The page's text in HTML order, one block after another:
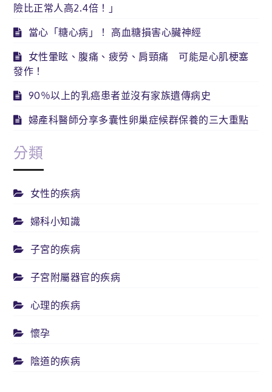
險比正常人高2.4倍！」
當心「糖心病」！ 高血糖損害心臟神經
女性暈眩、腹痛、疲勞、肩頸痛 可能是心肌梗塞
發作！
90％以上的乳癌患者並沒有家族遺傳病史
婦產科醫師分享多囊性卵巢症候群保養的三大重點
分類
女性的疾病
婦科小知識
子宮的疾病
子宮附屬器官的疾病
心理的疾病
懷孕
陰道的疾病